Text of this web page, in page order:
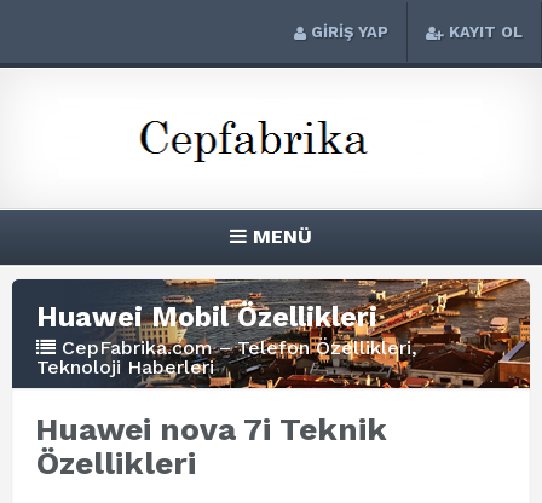
GİRİŞ YAP KAYIT OL
MENÜ
Huawei Mobil Özellikleri
CepFabrika.com – Telefon Özellikleri,
Teknoloji Haberleri
Huawei nova 7i Teknik
Özellikleri